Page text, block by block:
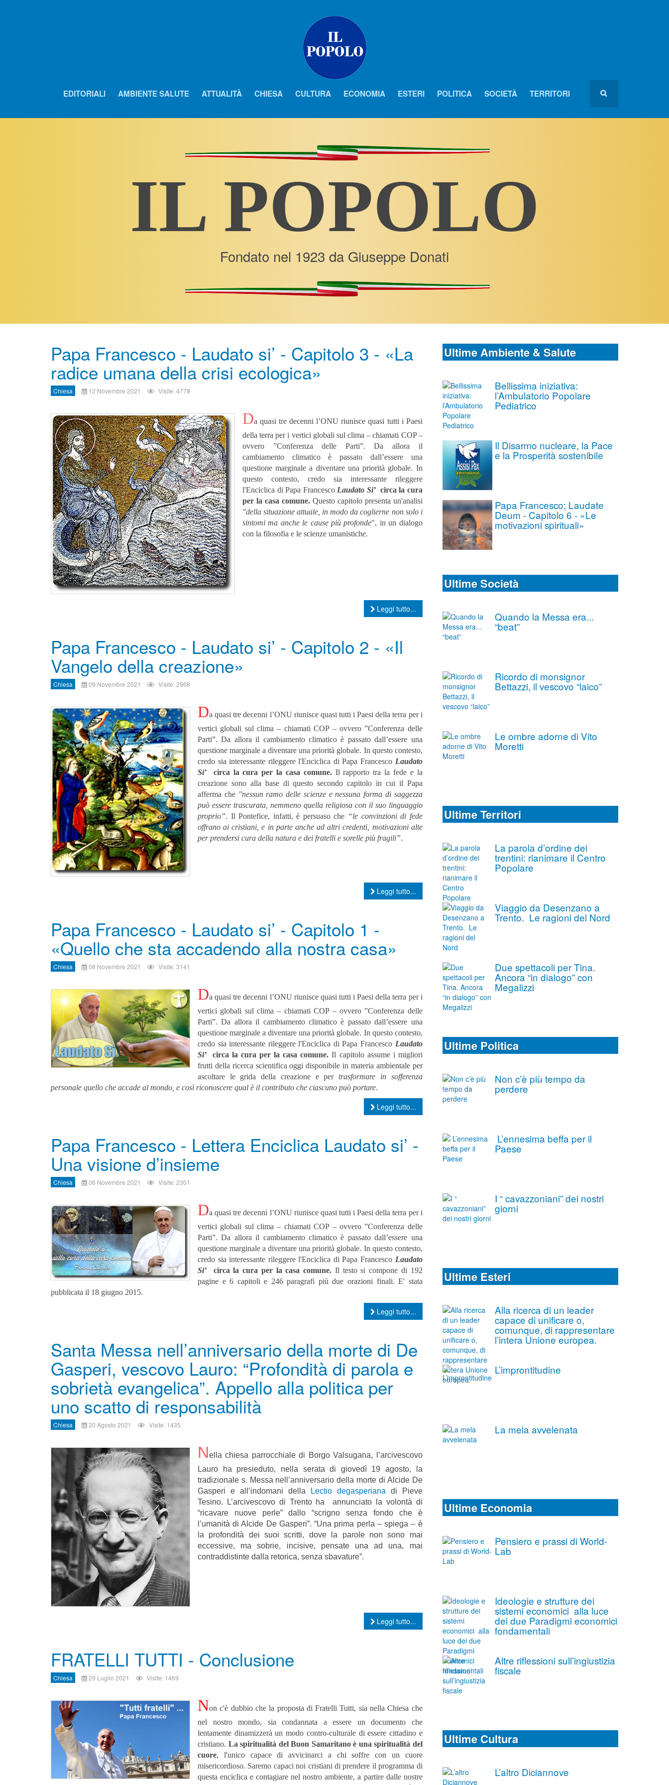
EDITORIALI AMBIENTE SALUTE ATTUALITÀ CHIESA CULTURA ECONOMIA ESTERI POLITICA SOCIETÀ TERRITORI
IL POPOLO
Fondato nel 1923 da Giuseppe Donati
Papa Francesco - Laudato si’ - Capitolo 3 - «La
radice umana della crisi ecologica»
Chiesa 12 Novembre 2021 Visite: 4778
Da quasi tre decenni l’ONU riunisce quasi tutti i Paesi
della terra per i vertici globali sul clima – chiamati COP –
ovvero ”Conferenza delle Parti”. Da allora il
cambiamento climatico è passato dall’essere una
questione marginale a diventare una priorità globale. In
questo contesto, credo sia interessante rileggere
l'Enciclica di Papa Francesco Laudato Si’ circa la cura
per la casa comune. Questo capitolo presenta un'analisi
"della situazione attuale, in modo da coglierne non solo i
sintomi ma anche le cause più profonde", in un dialogo
con la filosofia e le scienze umanistiche.
Leggi tutto...
Papa Francesco - Laudato si’ - Capitolo 2 - «Il
Vangelo della creazione»
Chiesa 09 Novembre 2021 Visite: 2968
Da quasi tre decenni l’ONU riunisce quasi tutti i Paesi della terra per i
vertici globali sul clima – chiamati COP – ovvero ”Conferenza delle
Parti”. Da allora il cambiamento climatico è passato dall’essere una
questione marginale a diventare una priorità globale. In questo contesto,
credo sia interessante rileggere l'Enciclica di Papa Francesco Laudato
Si’
circa la cura per la casa comune. Il rapporto tra la fede e la
creazione sono alla base di questo secondo capitolo in cui il Papa
afferma che "nessun ramo delle scienze e nessuna forma di saggezza
può essere trascurata, nemmeno quella religiosa con il suo linguaggio
proprio”. Il Pontefice, infatti, è persuaso che “le convinzioni di fede
offrano ai cristiani, e in parte anche ad altri credenti, motivazioni alte
per prendersi cura della natura e dei fratelli e sorelle più fragili”.
Leggi tutto...
Papa Francesco - Laudato si’ - Capitolo 1 -
«Quello che sta accadendo alla nostra casa»
Chiesa 08 Novembre 2021 Visite: 3141
Da quasi tre decenni l’ONU riunisce quasi tutti i Paesi della terra per i
vertici globali sul clima – chiamati COP – ovvero ”Conferenza delle
Parti”. Da allora il cambiamento climatico è passato dall’essere una
questione marginale a diventare una priorità globale. In questo contesto,
credo sia interessante rileggere l'Enciclica di Papa Francesco Laudato
Si’
circa la cura per la casa comune. Il capitolo assume i migliori
frutti della ricerca scientifica oggi disponibile in materia ambientale per
ascoltare le grida della creazione e pertrasformare in sofferenza
personale quello che accade al mondo, e così riconoscere qual è il contributo che ciascuno può portare.
Leggi tutto...
Papa Francesco - Lettera Enciclica Laudato si’ -
Una visione d’insieme
Chiesa 06 Novembre 2021 Visite: 2301
Da quasi tre decenni l’ONU riunisce quasi tutti i Paesi della terra per i
vertici globali sul clima – chiamati COP – ovvero ”Conferenza delle
Parti”. Da allora il cambiamento climatico è passato dall’essere una
questione marginale a diventare una priorità globale. In questo contesto,
credo sia interessante rileggere l'Enciclica di Papa Francesco Laudato
Si’
circa la cura per la casa comune. Il testo si compone di 192
pagine e 6 capitoli e 246 paragrafi più due orazioni finali. E' stata
pubblicata il 18 giugno 2015.
Leggi tutto...
Santa Messa nell’anniversario della morte di De
Gasperi, vescovo Lauro: “Profondità di parola e
sobrietà evangelica”. Appello alla politica per
uno scatto di responsabilità
Chiesa 20 Agosto 2021 Visite: 1435
Nella chiesa parrocchiale di Borgo Valsugana, l’arcivescovo
Lauro ha presieduto, nella serata di giovedì 19 agosto, la
tradizionale s. Messa nell’anniversario della morte di Alcide De
Gasperi e all’indomani della
Lectio degasperiana di Pieve
Tesino. L’arcivescovo di Trento ha annunciato la volontà di
“ricavare nuove perle” dallo “scrigno senza fondo che è
l’umanità di Alcide De Gasperi”. “Una prima perla – spiega – è
la profondità dei suoi scritti, dove la parole non sono mai
eccessive, ma sobrie, incisive, pensate una ad una, mai
contraddistinte dalla retorica, senza sbavature”.
Leggi tutto...
FRATELLI TUTTI - Conclusione
Chiesa 29 Luglio 2021 Visite: 1469
Non c'è dubbio che la proposta di Fratelli Tutti, sia nella Chiesa che
nel nostro mondo, sia condannata a essere un documento che
lentamente dinamizzerà un modo contro-culturale di essere cittadino e
cristiano. La spiritualità del Buon Samaritano è una spiritualità del
cuore, l'unico capace di avvicinarci a chi soffre con un cuore
misericordioso. Saremo capaci noi cristiani di prendere il programma di
questa enciclica e contagiare nel nostro ambiente, a partire dalle nostre
Ultime Ambiente & Salute
Bellissima iniziativa:
l’Ambulatorio Popolare
Pediatrico
Il Disarmo nucleare, la Pace
e la Prosperità sostenibile
Papa Francesco; Laudate
Deum - Capitolo 6 - «Le
motivazioni spirituali»
Ultime Società
Quando la Messa era...
“beat”
Ricordo di monsignor
Bettazzi, il vescovo “laico”
Le ombre adorne di Vito
Moretti
Ultime Territori
La parola d’ordine dei
trentini: rianimare il Centro
Popolare
Viaggio da Desenzano a
Trento. Le ragioni del Nord
Due spettacoli per Tina.
Ancora “in dialogo” con
Megalizzi
Ultime Politica
Non c’è più tempo da
perdere
L’ennesima beffa per il
Paese
I “ cavazzoniani” dei nostri
giorni
Ultime Esteri
Alla ricerca di un leader
capace di unificare o,
comunque, di rappresentare
l’intera Unione europea.
L’improntitudine
La mela avvelenata
Ultime Economia
Pensiero e prassi di World-
Lab
Ideologie e strutture dei
sistemi economici alla luce
dei due Paradigmi economici
fondamentali
Altre riflessioni sull’ingiustizia
fiscale
Ultime Cultura
L’altro Diciannove